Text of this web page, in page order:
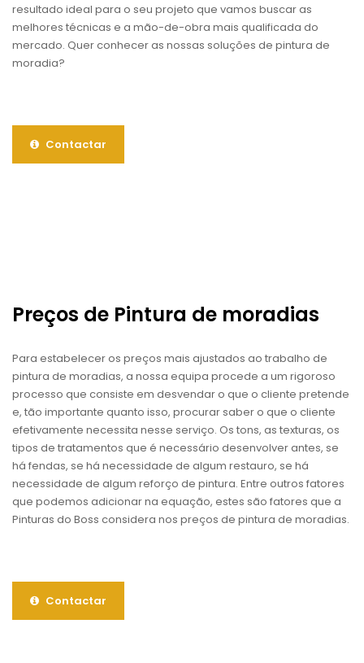
resultado ideal para o seu projeto que vamos buscar as
melhores técnicas e a mão-de-obra mais qualificada do
mercado. Quer conhecer as nossas soluções de pintura de
moradia?
Contactar
Preços de Pintura de moradias
Para estabelecer os preços mais ajustados ao trabalho de
pintura de moradias, a nossa equipa procede a um rigoroso
processo que consiste em desvendar o que o cliente pretende
e, tão importante quanto isso, procurar saber o que o cliente
efetivamente necessita nesse serviço. Os tons, as texturas, os
tipos de tratamentos que é necessário desenvolver antes, se
há fendas, se há necessidade de algum restauro, se há
necessidade de algum reforço de pintura. Entre outros fatores
que podemos adicionar na equação, estes são fatores que a
Pinturas do Boss considera nos preços de pintura de moradias.
Contactar